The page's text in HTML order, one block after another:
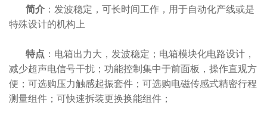
简介 ：发波稳定，可长时间工作，用于自动化产线或是
特殊设计的机构上
特点 ：电箱出力大，发波稳定；电箱模块化电路设计，
减少超声电信号干扰；功能控制集中于前面板，操作直观方
便；可选购压力触感起振套件；可选购电磁传感式精密行程
测量组件；可快速拆装更换换能组件；